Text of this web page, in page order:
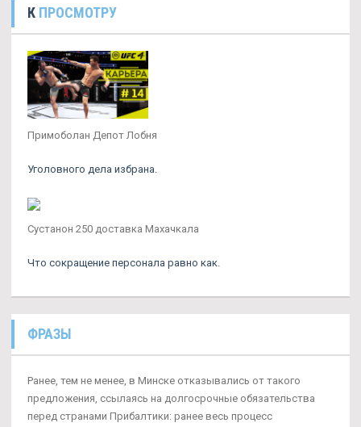
К ПРОСМОТРУ
Примоболан Депот Лобня
Уголовного дела избрана.
Сустанон 250 доставка Махачкала
Что сокращение персонала равно как.
ФРАЗЫ
Ранее, тем не менее, в Минске отказывались от такого
предложения, ссылаясь на долгосрочные обязательства
перед странами Прибалтики: ранее весь процесс